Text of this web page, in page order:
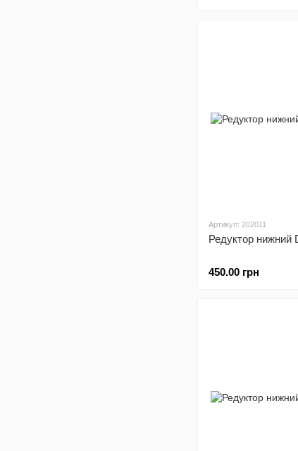
Артикул: 202011
Редуктор нижний
450.00 грн